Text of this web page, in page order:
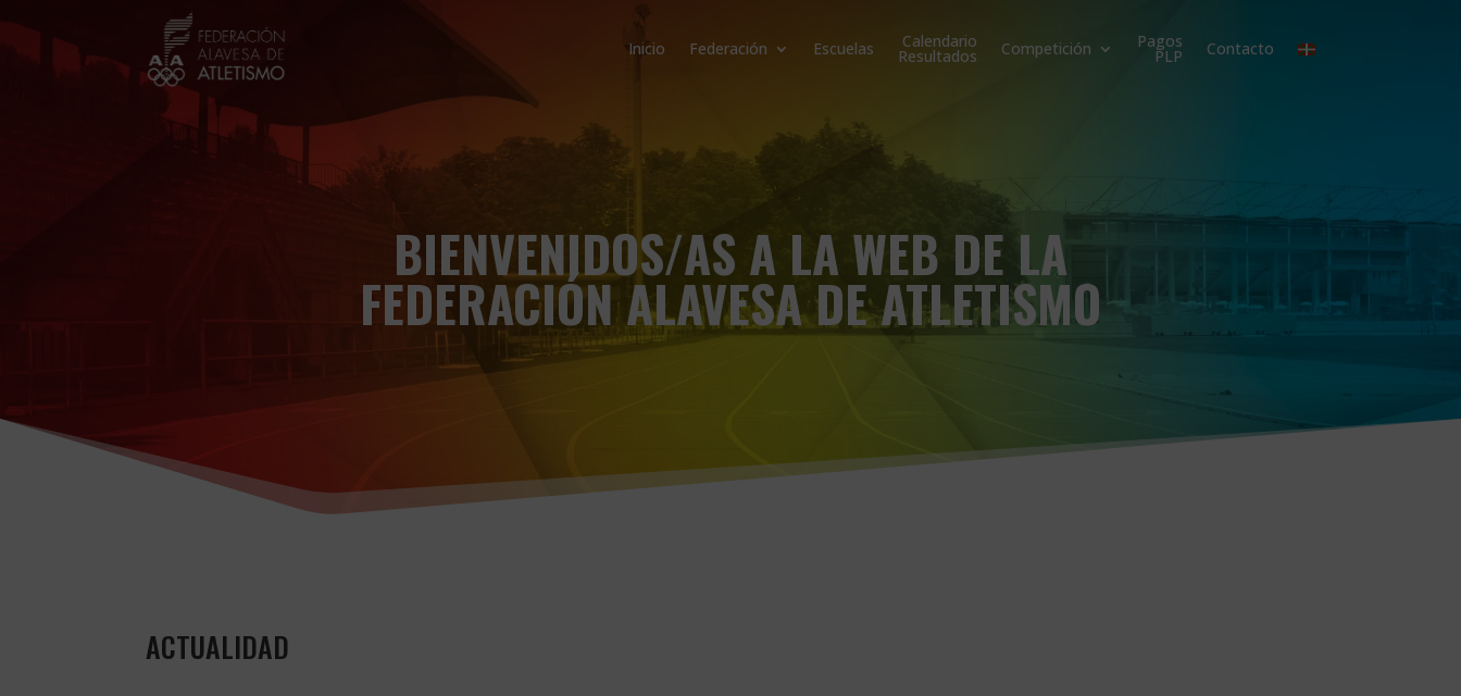
Inicio Federación Escuelas Calendario
Resultados Competición Pagos
PLP Contacto
BIENVENIDOS/AS A LA WEB DE LA
FEDERACIÓN ALAVESA DE ATLETISMO
ACTUALIDAD